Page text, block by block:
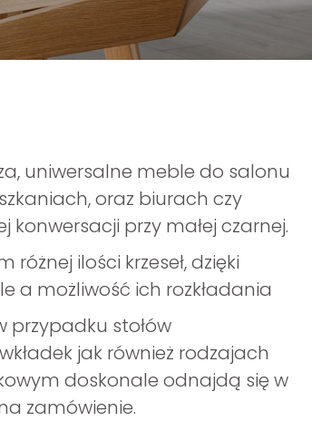
uniwersalne meble do salonu
oraz biurach czy
przy małej czarnej.
ilości krzeseł, dzięki
a możliwość ich rozkładania
przypadku stołów
jak również rodzajach
doskonale odnajdą się w
zamówienie.